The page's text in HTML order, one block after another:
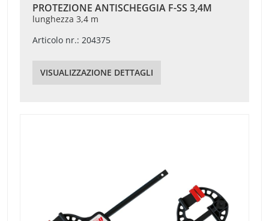
PROTEZIONE ANTISCHEGGIA F-SS 3,4M
lunghezza 3,4 m
Articolo nr.: 204375
VISUALIZZAZIONE DETTAGLI